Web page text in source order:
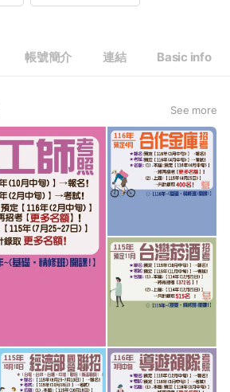
帳號簡介 連結 Basic info
See more